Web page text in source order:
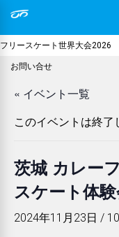
フリースケート世界大会2026
お問い合せ
« イベント一覧
このイベントは終了
茨城 カレー
スケート体
2024年11月23日 /